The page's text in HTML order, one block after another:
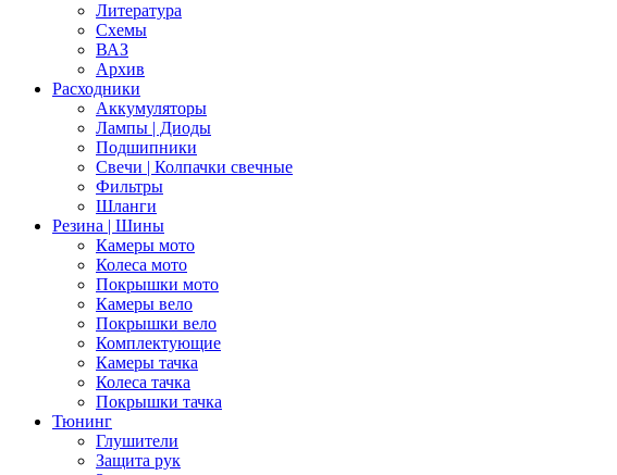
Литература
Схемы
ВАЗ
Архив
Расходники
Аккумуляторы
Лампы | Диоды
Подшипники
Свечи | Колпачки свечные
Фильтры
Шланги
Резина | Шины
Камеры мото
Колеса мото
Покрышки мото
Камеры вело
Покрышки вело
Комплектующие
Камеры тачка
Колеса тачка
Покрышки тачка
Тюнинг
Глушители
Защита рук